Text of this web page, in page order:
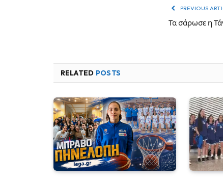
PREVIOUS
Τα σάρωσε η
RELATED POSTS